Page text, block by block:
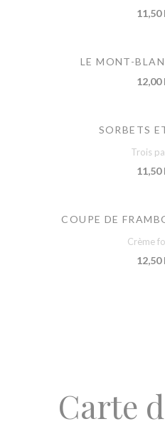
11,50
LE MONT-
12,00
SORBETS
Trois
11,50
COUPE DE
Crème
12,50
Carte